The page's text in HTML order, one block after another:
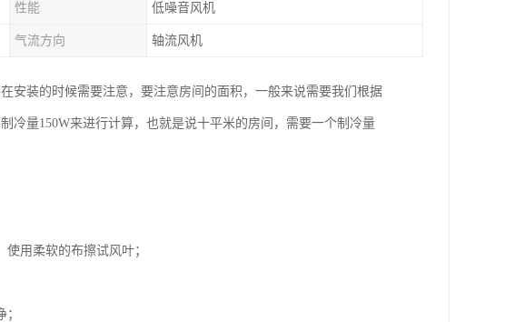
性能 低噪音风机
气流方向 轴流风机
安装的时候需要注意，要注意房间的面积，一般来说需要我们根据
冷量150W来进行计算，也就是说十平米的房间，需要一个制冷量
用柔软的布擦试风叶；